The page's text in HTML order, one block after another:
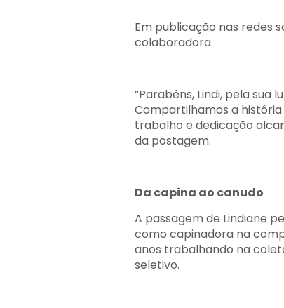
Em publicação nas redes
colaboradora.
”Parabéns, Lindi, pela sua
Compartilhamos a história
trabalho e dedicação
da postagem.
Da capina ao canudo
A passagem de Lindiane
como capinadora na
anos trabalhando na
seletivo.